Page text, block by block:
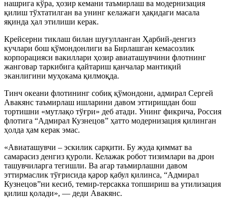
нашрига кўра, ҳозир кемани таъмирлаш ва модернизация
қилиш тўхтатилган ва унинг келажаги ҳақидаги масала
яқинда ҳал этилиши керак.
Крейсерни тиклаш билан шуғулланган Ҳарбий-денгиз
кучлари бош қўмондонлиги ва Бирлашган кемасозлик
корпорацияси вакиллари ҳозир авиаташувчини флотнинг
жанговар таркибига қайтариш қанчалар мантиқий
эканлигини муҳокама қилмоқда.
Тинч океани флотининг собиқ қўмондони, адмирал Сергей
Авакянс таъмирлаш ишларини давом эттиришдан бош
тортишни «мутлақо тўғри» деб атади. Унинг фикрича, Россия
флотига “Адмирал Кузнецов” ҳатто модернизация қилинган
ҳолда ҳам керак эмас.
«Авиаташувчи – эскилик сарқити. Бу жуда қиммат ва
самарасиз денгиз қуроли. Келажак робот тизимлари ва дрон
ташувчиларга тегишли. Ва агар таъмирлашни давом
эттирмаслик тўғрисида қарор қабул қилинса, “Адмирал
Кузнецов”ни кесиб, темир-терсакка топшириш ва утилизация
қилиш қолади», — деди Авакянс.